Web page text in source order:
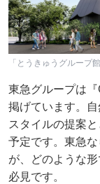
「とうきゅうグループ
東急グループは
掲げています。
スタイルの提案
予定です。東急
が、どのような
必見です。